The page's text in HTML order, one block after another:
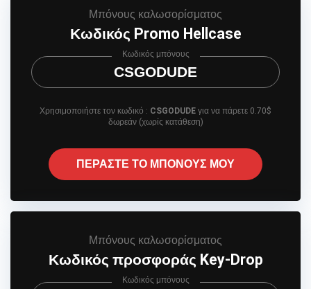
Μπόνους καλωσορίσματος
Κωδικός Promo Hellcase
CSGODUDE
Κωδικός μπόνους
Χρησιμοποιήστε τον κωδικό : CSGODUDE για να πάρετε 0.70$
δωρεάν (χωρίς κατάθεση)
ΠΕΡΑΣΤΕ ΤΟ ΜΠΟΝΟΥΣ ΜΟΥ
Μπόνους καλωσορίσματος
Κωδικός προσφοράς Key-Drop
Κωδικός μπόνους